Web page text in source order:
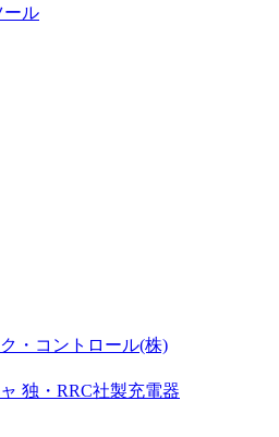
ール
・コントロール(株)
独・RRC社製充電器